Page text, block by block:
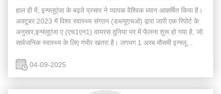
हाल ही में, इन्फ्लूएंजा के बढ़ते प्रसार ने व्यापक वैश्विक ध्यान आकर्षित किया है।
अक्टूबर 2023 में विश्व स्वास्थ्य संगठन (डब्ल्यूएचओ) द्वारा जारी एक रिपोर्ट के
अनुसार,इन्फ्लूएंजा ए (एच1एन1) वायरस दुनिया भर में फैलना शुरू हो गया है, जो
सार्वजनिक स्वास्थ्य के लिए गंभीर खतरा है। लगभग 1 अरब मौसमी इन्फ्लू...
04-09-2025